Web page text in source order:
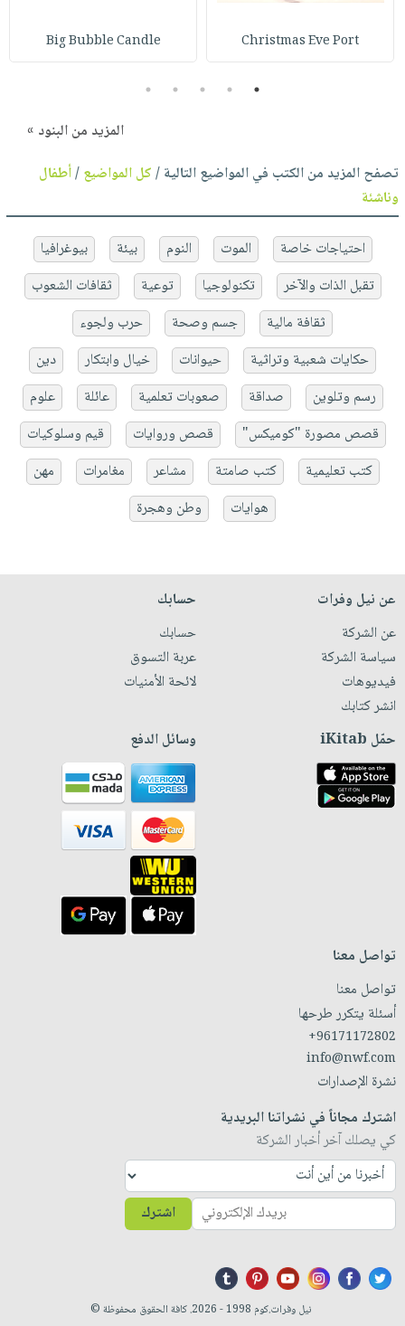
Christmas Eve Port
Big Bubble Candle
1
2
3
4
5
المزيد من البنود »
تصفح المزيد من الكتب في المواضيع التالية /كل المواضيع/أطفال
وناشئة
احتياجات خاصة الموت النوم بيئة
بيوغرافيا
تقبل الذات والآخر
تكنولوجيا توعية
ثقافات الشعوب
ثقافة مالية
جسم وصحة
حرب ولجوء
حكايات شعبية وتراثية
حيوانات خيال وابتكار
دين
رسم وتلوين
صداقة صعوبات تعلمية عائلة
علوم
قصص مصورة "كوميكس"
قصص وروايات
قيم وسلوكيات
كتب تعليمية
كتب صامتة مشاعر مغامرات
مهن
هوايات
وطن وهجرة
عن نيل وفرات
عن الشركة
سياسة الشركة
فيديوهات
انشر كتابك
حسابك
حسابك
عربة التسوق
لائحة الأمنيات
حمّل iKitab وسائل الدفع
تواصل معنا
تواصل معنا
أسئلة يتكرر طرحها
+96171172802
info@nwf.com
نشرة الإصدارات
اشترك مجاناً في نشراتنا البريدية
كي يصلك آخر أخبار الشركة
اشترك
نيل وفرات.كوم 1998 - 2026. كافة الحقوق محفوظة ©